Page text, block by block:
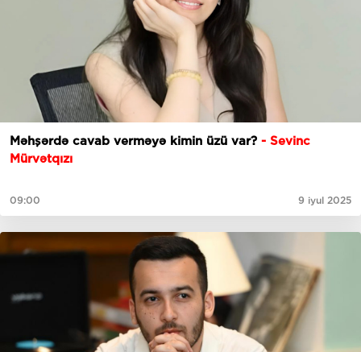
Məhşərdə cavab verməyə kimin üzü var? - Sevinc
Mürvətqızı
09:00 9 iyul 2025